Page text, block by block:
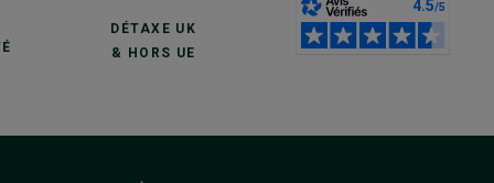
DÉTAXE UK
& HORS UE